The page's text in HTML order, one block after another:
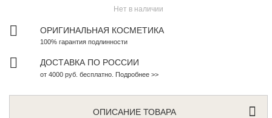
Нет в наличии
ОРИГИНАЛЬНАЯ КОСМЕТИКА
100% гарантия подлинности
ДОСТАВКА ПО РОССИИ
от 4000 руб. бесплатно. Подробнее >>
ОПИСАНИЕ ТОВАРА